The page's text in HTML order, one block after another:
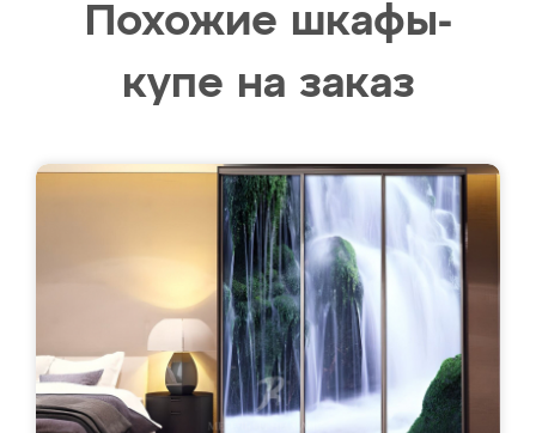
Похожие шкафы-
купе на заказ